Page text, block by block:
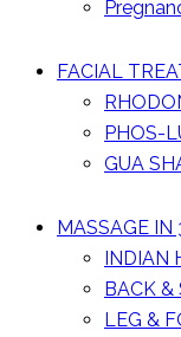
FACIAL
PHOS-
GUA
MASSAGE IN
INDIAN
BACK &
LEG &